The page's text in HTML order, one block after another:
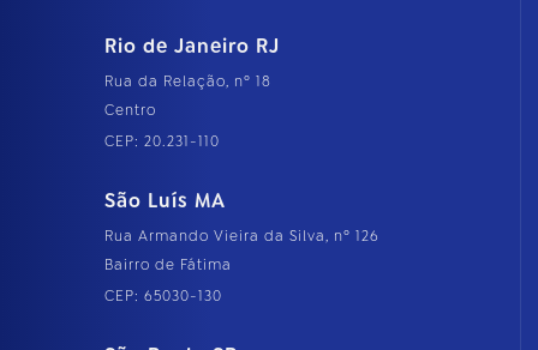
Rio de Janeiro RJ
Rua da Relação, nº 18
Centro
CEP: 20.231-110
São Luís MA
Rua Armando Vieira da Silva, nº 126
Bairro de Fátima
CEP: 65030-130